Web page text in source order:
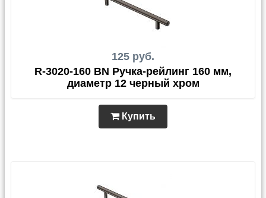
125 руб.
R-3020-160 BN Ручка-рейлинг 160 мм,
диаметр 12 черный хром
Купить